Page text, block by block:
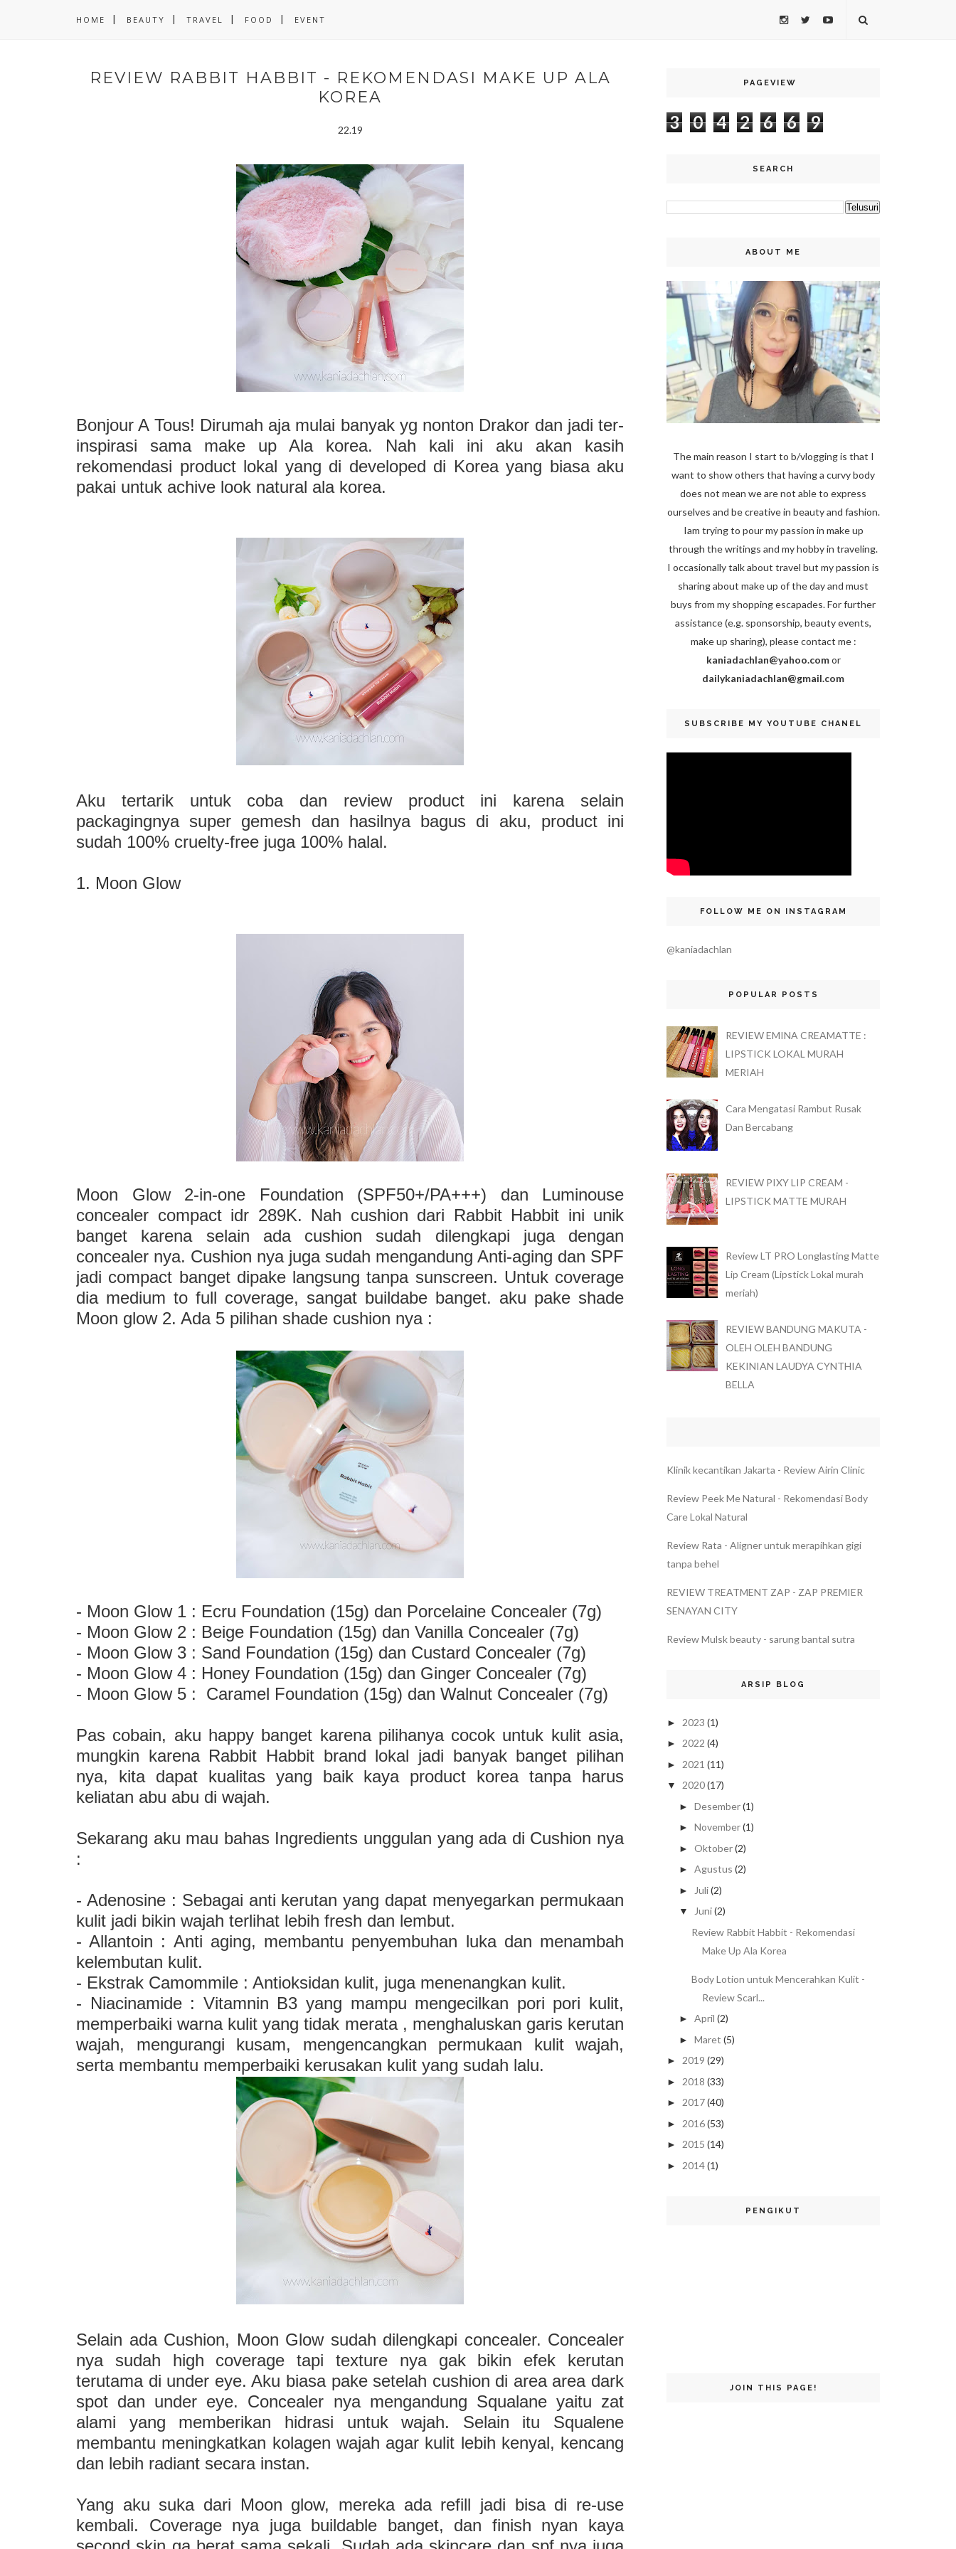
HOME BEAUTY TRAVEL FOOD EVENT
REVIEW RABBIT HABBIT - REKOMENDASI MAKE UP ALA
KOREA
22.19
Bonjour A Tous! Dirumah aja mulai banyak yg nonton Drakor dan jadi ter-
inspirasi sama make up Ala korea. Nah kali ini aku akan kasih
rekomendasi product lokal yang di developed di Korea yang biasa aku
pakai untuk achive look natural ala korea.
Aku tertarik untuk coba dan review product ini karena selain
packagingnya super gemesh dan hasilnya bagus di aku, product ini
sudah 100% cruelty-free juga 100% halal.
1. Moon Glow
Moon Glow 2-in-one Foundation (SPF50+/PA+++) dan Luminouse
concealer compact idr 289K. Nah cushion dari Rabbit Habbit ini unik
banget karena selain ada cushion sudah dilengkapi juga dengan
concealer nya. Cushion nya juga sudah mengandung Anti-aging dan SPF
jadi compact banget dipake langsung tanpa sunscreen. Untuk coverage
dia medium to full coverage, sangat buildabe banget. aku pake shade
Moon glow 2. Ada 5 pilihan shade cushion nya :
- Moon Glow 1 : Ecru Foundation (15g) dan Porcelaine Concealer (7g)
- Moon Glow 2 : Beige Foundation (15g) dan Vanilla Concealer (7g)
- Moon Glow 3 : Sand Foundation (15g) dan Custard Concealer (7g)
- Moon Glow 4 : Honey Foundation (15g) dan Ginger Concealer (7g)
- Moon Glow 5 : Caramel Foundation (15g) dan Walnut Concealer (7g)
Pas cobain, aku happy banget karena pilihanya cocok untuk kulit asia,
mungkin karena Rabbit Habbit brand lokal jadi banyak banget pilihan
nya, kita dapat kualitas yang baik kaya product korea tanpa harus
keliatan abu abu di wajah.
Sekarang aku mau bahas Ingredients unggulan yang ada di Cushion nya
:
- Adenosine : Sebagai anti kerutan yang dapat menyegarkan permukaan
kulit jadi bikin wajah terlihat lebih fresh dan lembut.
- Allantoin : Anti aging, membantu penyembuhan luka dan menambah
kelembutan kulit.
- Ekstrak Camommile : Antioksidan kulit, juga menenangkan kulit.
- Niacinamide : Vitamnin B3 yang mampu mengecilkan pori pori kulit,
memperbaiki warna kulit yang tidak merata , menghaluskan garis kerutan
wajah, mengurangi kusam, mengencangkan permukaan kulit wajah,
serta membantu memperbaiki kerusakan kulit yang sudah lalu.
Selain ada Cushion, Moon Glow sudah dilengkapi concealer. Concealer
nya sudah high coverage tapi texture nya gak bikin efek kerutan
terutama di under eye. Aku biasa pake setelah cushion di area area dark
spot dan under eye. Concealer nya mengandung Squalane yaitu zat
alami yang memberikan hidrasi untuk wajah. Selain itu Squalene
membantu meningkatkan kolagen wajah agar kulit lebih kenyal, kencang
dan lebih radiant secara instan.
Yang aku suka dari Moon glow, mereka ada refill jadi bisa di re-use
kembali. Coverage nya juga buildable banget, dan finish nyan kaya
PAGEVIEW
3 0 4 2 6 6 9
SEARCH
ABOUT ME
The main reason I start to b/vlogging is that I
want to show others that having a curvy body
does not mean we are not able to express
ourselves and be creative in beauty and fashion.
Iam trying to pour my passion in make up
through the writings and my hobby in traveling.
I occasionally talk about travel but my passion is
sharing about make up of the day and must
buys from my shopping escapades. For further
assistance (e.g. sponsorship, beauty events,
make up sharing), please contact me :
kaniadachlan@yahoo.comor
dailykaniadachlan@gmail.com
SUBSCRIBE MY YOUTUBE CHANEL
FOLLOW ME ON INSTAGRAM
@kaniadachlan
POPULAR POSTS
REVIEW EMINA CREAMATTE :
LIPSTICK LOKAL MURAH
MERIAH
Cara Mengatasi Rambut Rusak
Dan Bercabang
REVIEW PIXY LIP CREAM -
LIPSTICK MATTE MURAH
Review LT PRO Longlasting Matte
Lip Cream (Lipstick Lokal murah
meriah)
REVIEW BANDUNG MAKUTA -
OLEH OLEH BANDUNG
KEKINIAN LAUDYA CYNTHIA
BELLA
Klinik kecantikan Jakarta - Review Airin Clinic
Review Peek Me Natural - Rekomendasi Body
Care Lokal Natural
Review Rata - Aligner untuk merapihkan gigi
tanpa behel
REVIEW TREATMENT ZAP - ZAP PREMIER
SENAYAN CITY
Review Mulsk beauty - sarung bantal sutra
ARSIP BLOG
► 2023 (1)
► 2022 (4)
► 2021 (11)
▼ 2020(17)
► Desember(1)
► November(1)
► Oktober(2)
► Agustus (2)
► Juli(2)
▼ Juni(2)
Review Rabbit Habbit - Rekomendasi
Make Up Ala Korea
Body Lotion untuk Mencerahkan Kulit -
Review Scarl...
► April (2)
► Maret (5)
► 2019 (29)
► 2018 (33)
► 2017(40)
► 2016(53)
► 2015 (14)
► 2014(1)
PENGIKUT
JOIN THIS PAGE!